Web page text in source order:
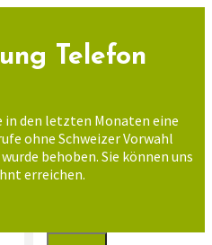
Telefon
den letzten Monaten eine
ohne Schweizer Vorwahl
behoben. Sie können uns
erreichen.